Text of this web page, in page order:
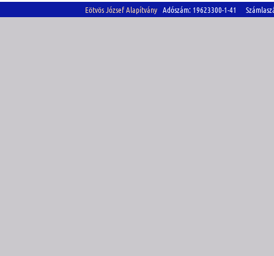
Eötvös József Alapítvány Adószám: 19623300-1-41